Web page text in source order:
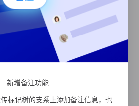
形成时间距今 3050 年 SNP
形成时间距今 3050 年
新增备注功能
标记树的支系上添加备注信息，也